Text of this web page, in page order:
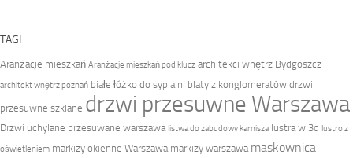
TAGI
Aranżacje mieszkań Aranżacje mieszkań pod klucz architekci wnętrz Bydgoszcz
architekt wnętrz poznań białe łóżko do sypialni blaty z konglomeratów drzwi
przesuwne szklane drzwi przesuwne Warszawa
Drzwi uchylane przesuwane warszawa listwa do zabudowy karnisza lustra w 3d lustro z
oświetleniem markizy okienne Warszawa markizy warszawa maskownica